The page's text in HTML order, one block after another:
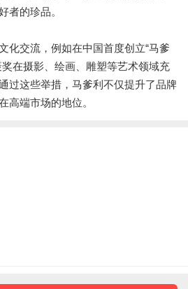
者的珍品。
化交流，例如在中国首度创立“马爹
在摄影、绘画、雕塑等艺术领域充
过这些举措，马爹利不仅提升了品牌
高端市场的地位。